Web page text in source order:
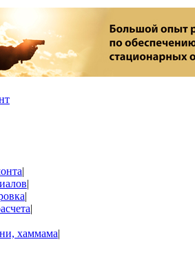
|
|
|
|
хаммама|